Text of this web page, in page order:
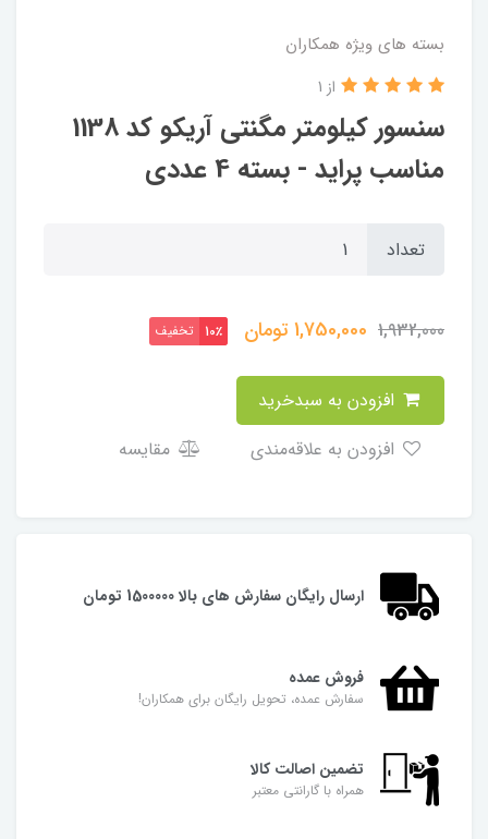
بسته های ویژه همکاران
سنسور کیلومتر مگنتی آریکو کد 1138
مناسب پراید - بسته 4 عددی
از 1
تعداد
1,932,000
1,750,000تومان 10٪ تخفیف
مقایسه
ارسال رایگان سفارش های بالا 1500000 تومان
فروش عمده
سفارش عمده، تحویل رایگان برای همکاران!
تضمین اصالت کالا
همراه با گارانتی معتبر